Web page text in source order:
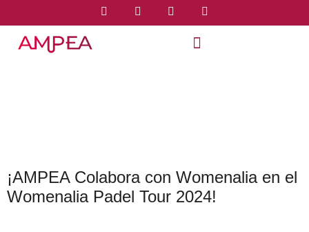
¡AMPEA Colabora con Womenalia en el
Womenalia Padel Tour 2024!